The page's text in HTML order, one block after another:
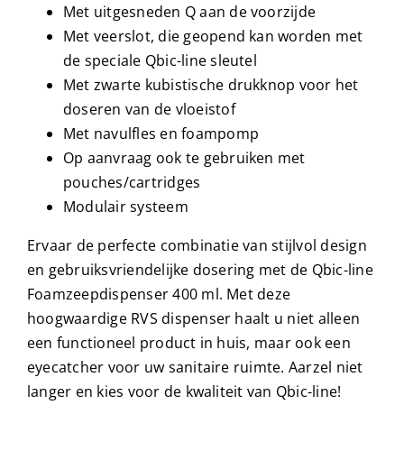
Met uitgesneden Q aan de voorzijde
Met veerslot, die geopend kan worden met
de speciale Qbic-line sleutel
Met zwarte kubistische drukknop voor het
doseren van de vloeistof
Met navulfles en foampomp
Op aanvraag ook te gebruiken met
pouches/cartridges
Modulair systeem
Ervaar de perfecte combinatie van stijlvol design
en gebruiksvriendelijke dosering met de Qbic-line
Foamzeepdispenser 400 ml. Met deze
hoogwaardige RVS dispenser haalt u niet alleen
een functioneel product in huis, maar ook een
eyecatcher voor uw sanitaire ruimte. Aarzel niet
langer en kies voor de kwaliteit van Qbic-line!